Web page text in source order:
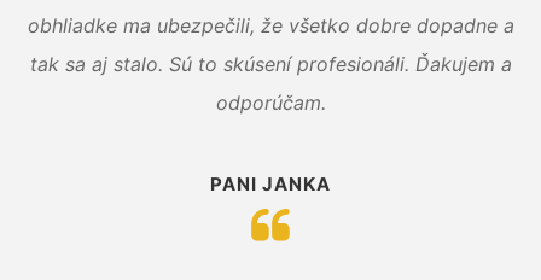
obhliadke ma ubezpečili, že všetko dobre dopadne a
tak sa aj stalo. Sú to skúsení profesionáli. Ďakujem a
odporúčam.
PANI JANKA